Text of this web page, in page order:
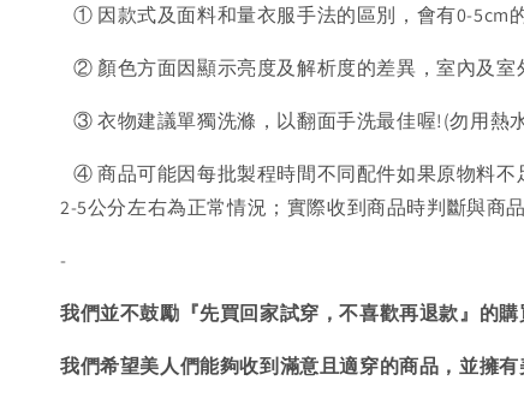
① 因款式及面料和量衣服手法的區別，會有0-5cm
② 顏色方面因顯示亮度及解析度的差異，室內及室
③ 衣物建議單獨洗滌，以翻面手洗最佳喔!(勿用熱
④ 商品可能因每批製程時間不同配件如果原物料
2-5公分左右為正常情況；實際收到商品時判斷與商
-
我們並不鼓勵『先買回家試穿，不喜歡再退款』的購
我們希望美人們能夠收到滿意且適穿的商品，並擁